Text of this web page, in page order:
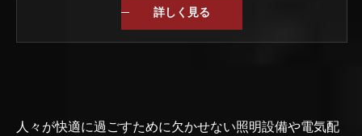
詳しく見る
人々が快適に過ごすために欠かせない照明設備や電気配